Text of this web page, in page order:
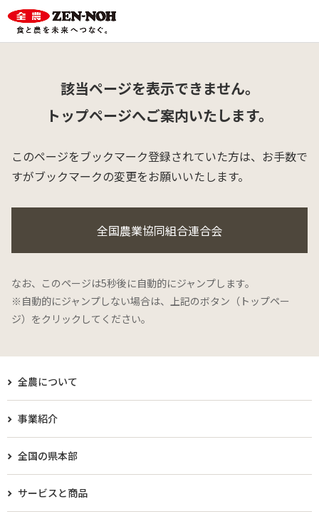
該当ページを表示できません。
トップページへご案内いたします。
このページをブックマーク登録されていた方は、 お手数で
すがブックマークの変更をお願いいたします。
全国農業協同組合連合会
なお、このページは5秒後に自動的にジャンプします。
※自動的にジャンプしない場合は、上記のボタン（トップペー
ジ）をクリックしてください。
全農について
事業紹介
全国の県本部
サービスと商品